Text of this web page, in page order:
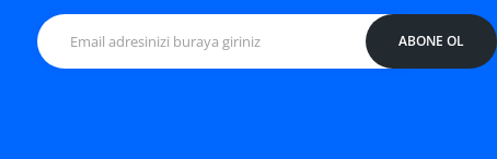
ABONE OL